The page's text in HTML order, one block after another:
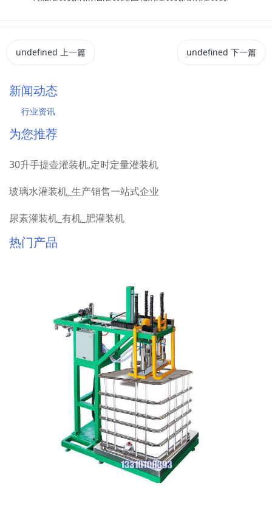
undefined 上一篇 undefined 下一篇
新闻动态
行业资讯
为您推荐
30升手提壶灌装机,定时定量灌装机
玻璃水灌装机_生产销售一站式企业
尿素灌装机_有机_肥灌装机
热门产品